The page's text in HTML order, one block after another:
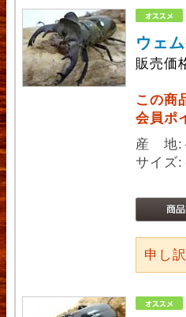
ウェ
販売価
この商
会員ポ
産 地:
サイズ
申し